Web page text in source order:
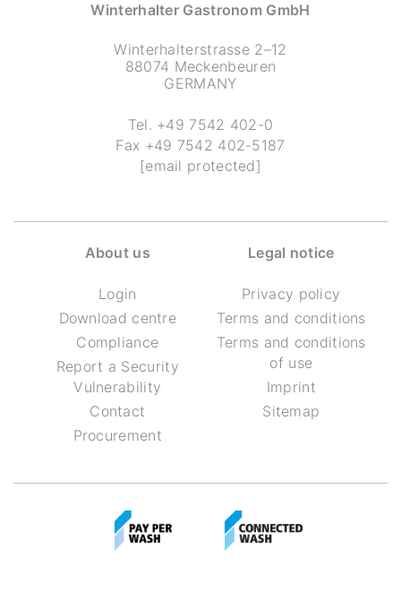
Winterhalter Gastronom GmbH
Winterhalterstrasse 2–12
88074 Meckenbeuren
GERMANY
Tel. +49 7542 402-0
Fax +49 7542 402-5187
[email protected]
About us
Login
Download centre
Compliance
Report a Security
Vulnerability
Contact
Procurement
Legal notice
Privacy policy
Terms and conditions
Terms and conditions
of use
Imprint
Sitemap